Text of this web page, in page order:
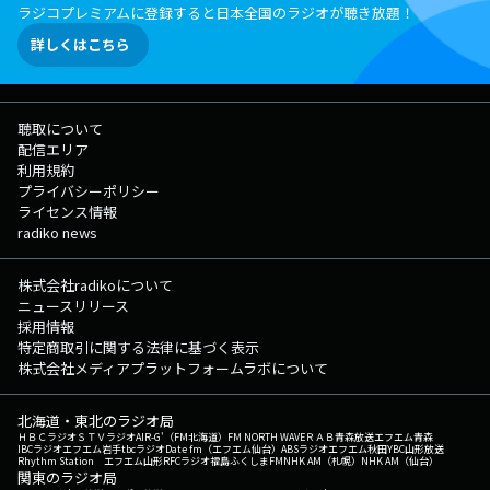
ラジコプレミアムに登録すると日本全国のラジオが聴き放題！
詳しくはこちら
聴取について
配信エリア
利用規約
プライバシーポリシー
ライセンス情報
radiko news
株式会社radikoについて
ニュースリリース
採用情報
特定商取引に関する法律に基づく表示
株式会社メディアプラットフォームラボについて
北海道・東北のラジオ局
ＨＢＣラジオＳＴＶラジオAIR-G'（FM北海道） FM NORTH WAVEＲＡＢ青森放送エフエム青森
IBCラジオエフエム岩手tbcラジオDate fm（エフエム仙台） ABSラジオエフエム秋田YBC山形放送
Rhythm Station エフエム山形RFCラジオ福島ふくしまFMNHK AM（札幌） NHK AM（仙台）
関東のラジオ局